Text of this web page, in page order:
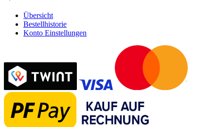
Übersicht
Bestellhistorie
Konto Einstellungen